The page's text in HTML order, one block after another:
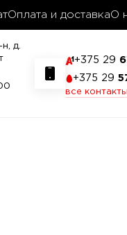
Оплата и доставкаО
д.
+375 29
+375 29
все контакты